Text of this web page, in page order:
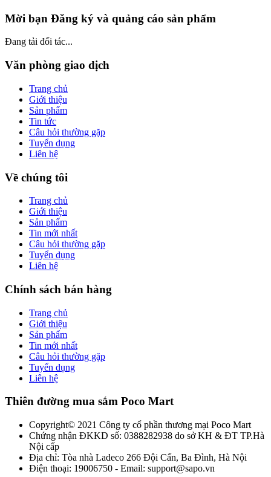
Mời bạn Đăng ký và quảng cáo sản phẩm
Đang tải đối tác...
Văn phòng giao dịch
Trang chủ
Giới thiệu
Sản phẩm
Tin tức
Câu hỏi thường gặp
Tuyển dụng
Liên hệ
Về chúng tôi
Trang chủ
Giới thiệu
Sản phẩm
Tin mới nhất
Câu hỏi thường gặp
Tuyển dụng
Liên hệ
Chính sách bán hàng
Trang chủ
Giới thiệu
Sản phẩm
Tin mới nhất
Câu hỏi thường gặp
Tuyển dụng
Liên hệ
Thiên đường mua sắm Poco Mart
Copyright© 2021 Công ty cổ phần thương mại Poco Mart
Chứng nhận ĐKKD số: 0388282938 do sở KH & ĐT TP.Hà
Nội cấp
Địa chỉ: Tòa nhà Ladeco 266 Đội Cấn, Ba Đình, Hà Nội
Điện thoại: 19006750 - Email: support@sapo.vn